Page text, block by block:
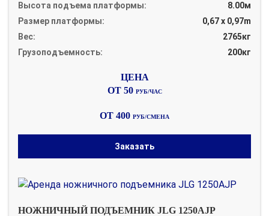
Высота подъема платформы:
8.00м
Размер платформы:
0,67 x 0,97m
Вес:
2765кг
Грузоподъемность:
200кг
ОТ 50 РУБ/ЧАС
ОТ 400 РУБ/СМЕНА
Заказать
НОЖНИЧНЫЙ ПОДЪЕМНИК JLG 1250AJP